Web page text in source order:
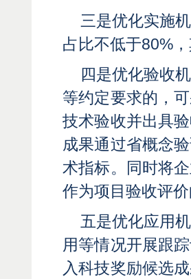
三是优化实施
占比不低于80%
四是优化验收
等约定要求的，
技术验收并出具
成果通过省概念
术指标。同时将
作为项目验收评
五是优化应用
用等情况开展跟
入科技奖励候选